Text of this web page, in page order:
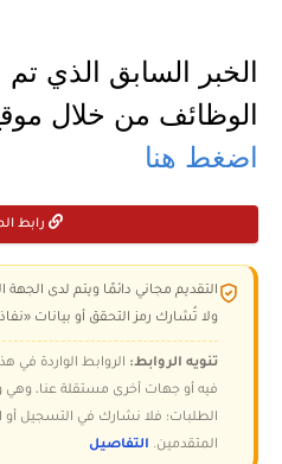
الخبر السابق الذي تم
الوظائف من خلال
اضغط هنا
رابط
التقديم مجاني دائمًا ويتم لدى
ولا تُشارك رمز التحقق أو بيانات
تنويه الروابط: الروابط الواردة في
فيه أو جهات أخرى مستقلة عنا،
الطلبات؛ فلا نشارك في التسجيل أو
المتقدمين. التفاصيل